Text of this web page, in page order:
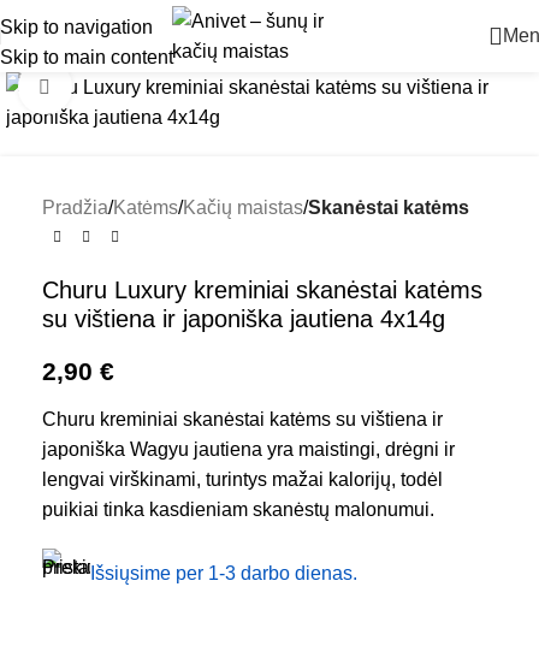
Skip to navigation
Skip to main content
Padidinti
Pradžia Katėms Kačių maistas Skanėstai katėms
Churu Luxury kreminiai skanėstai katėms
su vištiena ir japoniška jautiena 4x14g
2,90 €
Churu kreminiai skanėstai katėms su vištiena ir
japoniška Wagyu jautiena yra maistingi, drėgni ir
lengvai virškinami, turintys mažai kalorijų, todėl
puikiai tinka kasdieniam skanėstų malonumui.
Išsiųsime per 1-3 darbo dienas.